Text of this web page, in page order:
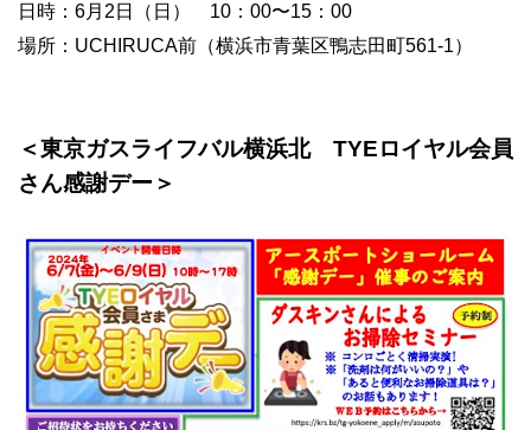
日時：6月2日（日） 10：00〜15：00
場所：UCHIRUCA前（横浜市青葉区鴨志田町561-1）
＜東京ガスライフバル横浜北 TYEロイヤル会員
さん感謝デー＞